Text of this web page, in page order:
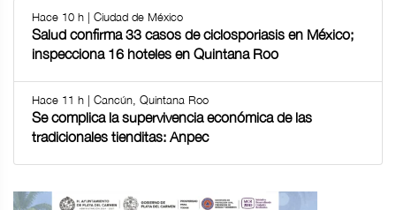
Hace 10 h | Ciudad de México
Salud confirma 33 casos de ciclosporiasis en México;
inspecciona 16 hoteles en Quintana Roo
Hace 11 h | Cancún, Quintana Roo
Se complica la supervivencia económica de las
tradicionales tienditas: Anpec